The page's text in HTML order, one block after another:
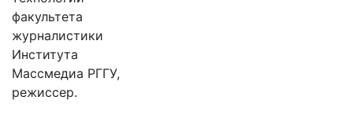
факультета
журналистики
Института
Массмедиа РГГУ,
режиссер.